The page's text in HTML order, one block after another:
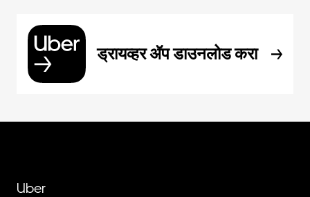
ड्रायव्हर ॲप डाउनलोड करा
Uber